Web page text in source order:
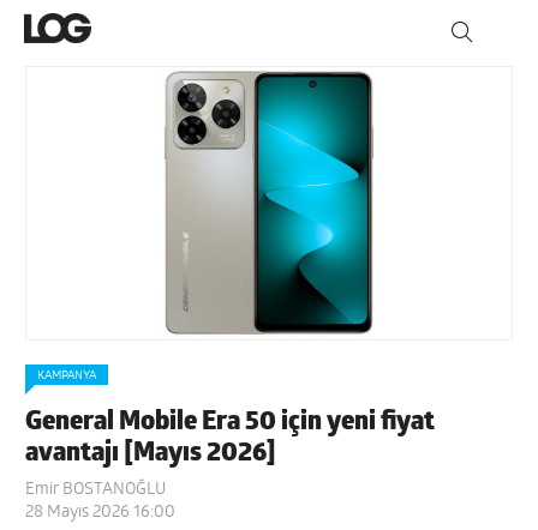
KAMPANYA
General Mobile Era 50 için yeni fiyat
avantajı [Mayıs 2026]
Emir BOSTANOĞLU
28 Mayıs 2026 16:00